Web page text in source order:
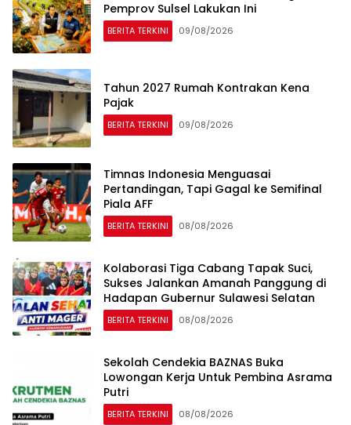
Pemprov Sulsel Lakukan Ini
BERITA TERKINI 09/08/2026
Tahun 2027 Rumah Kontrakan Kena
Pajak
BERITA TERKINI 09/08/2026
Timnas Indonesia Menguasai
Pertandingan, Tapi Gagal ke Semifinal
Piala AFF
BERITA TERKINI 08/08/2026
Kolaborasi Tiga Cabang Tapak Suci,
Sukses Jalankan Amanah Panggung di
Hadapan Gubernur Sulawesi Selatan
BERITA TERKINI 08/08/2026
Sekolah Cendekia BAZNAS Buka
Lowongan Kerja Untuk Pembina Asrama
Putri
BERITA TERKINI 08/08/2026